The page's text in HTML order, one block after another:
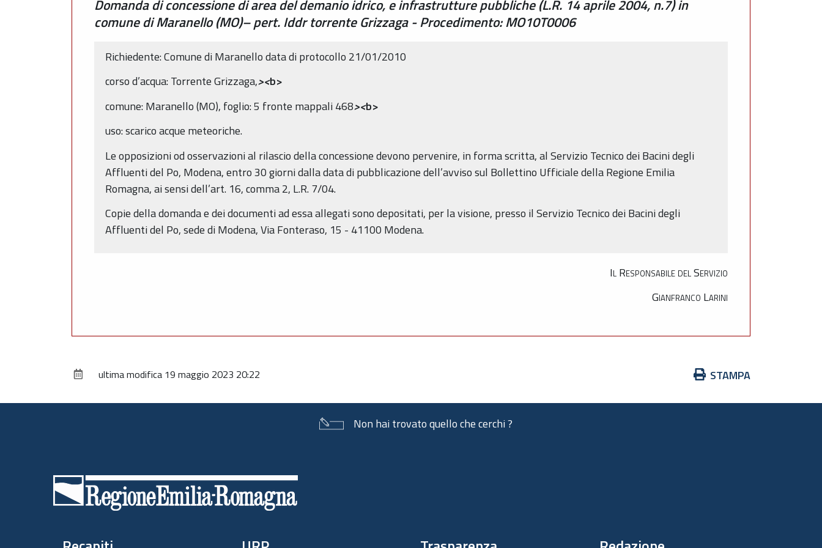
Domanda di concessione di area del demanio idrico, e infrastrutture pubbliche (L.R. 14 aprile 2004, n.7) in
comune di Maranello (MO)– pert. Iddr torrente Grizzaga - Procedimento: MO10T0006
Richiedente: Comune di Maranello data di protocollo 21/01/2010
corso d’acqua: Torrente Grizzaga,><b>
comune: Maranello (MO), foglio: 5 fronte mappali 468><b>
uso: scarico acque meteoriche.
Le opposizioni od osservazioni al rilascio della concessione devono pervenire, in forma scritta, al Servizio Tecnico dei Bacini degli
Affluenti del Po, Modena, entro 30 giorni dalla data di pubblicazione dell’avviso sul Bollettino Ufficiale della Regione Emilia
Romagna, ai sensi dell’art. 16, comma 2, L.R. 7/04.
Copie della domanda e dei documenti ad essa allegati sono depositati, per la visione, presso il Servizio Tecnico dei Bacini degli
Affluenti del Po, sede di Modena, Via Fonteraso, 15 - 41100 Modena.
Il Responsabile del Servizio
Gianfranco Larini
Azioni
documento
STAMPA
ultima modifica 19 maggio 2023 20:22
Non hai trovato quello che cerchi ?